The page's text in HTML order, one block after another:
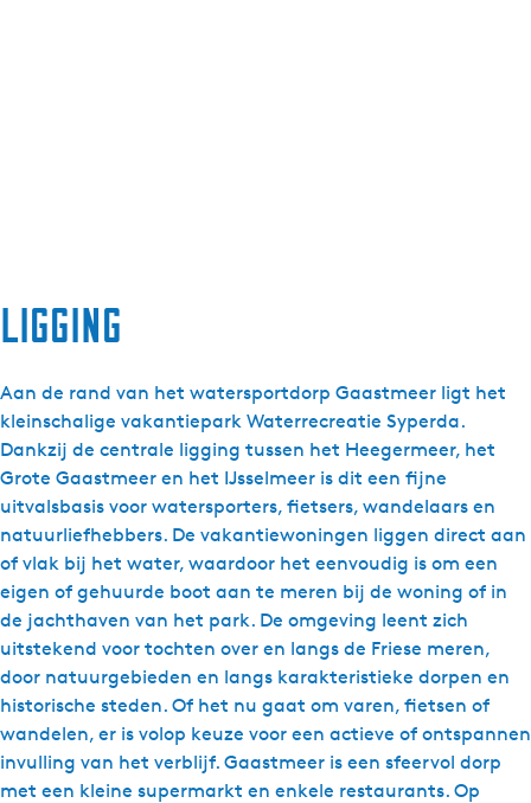
Ligging
Aan de rand van het watersportdorp Gaastmeer ligt het
kleinschalige vakantiepark Waterrecreatie Syperda.
Dankzij de centrale ligging tussen het Heegermeer, het
Grote Gaastmeer en het IJsselmeer is dit een fijne
uitvalsbasis voor watersporters, fietsers, wandelaars en
natuurliefhebbers. De vakantiewoningen liggen direct aan
of vlak bij het water, waardoor het eenvoudig is om een
eigen of gehuurde boot aan te meren bij de woning of in
de jachthaven van het park. De omgeving leent zich
uitstekend voor tochten over en langs de Friese meren,
door natuurgebieden en langs karakteristieke dorpen en
historische steden. Of het nu gaat om varen, fietsen of
wandelen, er is volop keuze voor een actieve of ontspannen
invulling van het verblijf. Gaastmeer is een sfeervol dorp
met een kleine supermarkt en enkele restaurants. Op